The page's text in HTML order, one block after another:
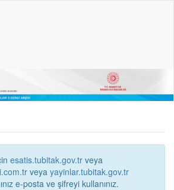
esatis.tubitak.gov.tr veya
veya yayinlar.tubitak.gov.tr
e-posta ve şifreyi kullanınız.